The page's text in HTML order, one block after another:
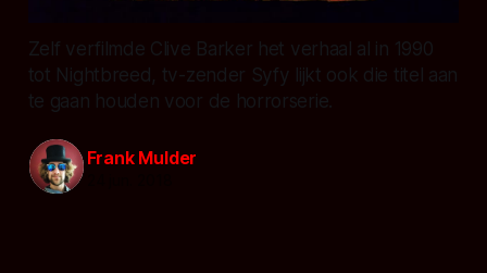
Zelf verfilmde Clive Barker het verhaal al in 1990
tot Nightbreed, tv-zender Syfy lijkt ook die titel aan
te gaan houden voor de horrorserie.
Frank Mulder